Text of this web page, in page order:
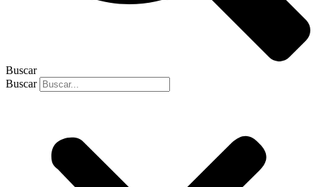
Buscar
Buscar